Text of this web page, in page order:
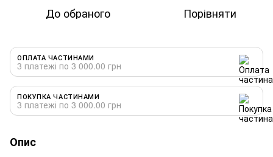
До обраного Порівняти
ОПЛАТА ЧАСТИНАМИ
3 платежі по 3 000.00 грн
ПОКУПКА ЧАСТИНАМИ
3 платежі по 3 000.00 грн
Опис